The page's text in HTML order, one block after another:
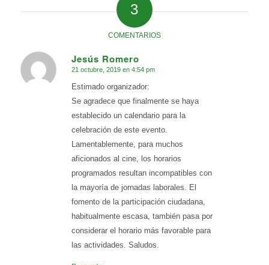
3
COMENTARIOS
Jesús Romero
Dice:
21 octubre, 2019 en 4:54 pm
Estimado organizador:
Se agradece que finalmente se haya
establecido un calendario para la
celebración de este evento.
Lamentablemente, para muchos
aficionados al cine, los horarios
programados resultan incompatibles con
la mayoría de jornadas laborales. El
fomento de la participación ciudadana,
habitualmente escasa, también pasa por
considerar el horario más favorable para
las actividades. Saludos.